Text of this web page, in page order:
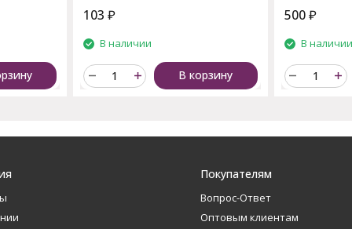
103 ₽
В наличии
В корзину
500₽
В наличии
Покупателям
Вопрос-Ответ
Оптовым клиентам